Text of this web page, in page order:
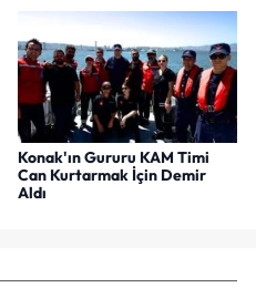
Konak'ın Gururu KAM Timi
Can Kurtarmak İçin Demir
Aldı